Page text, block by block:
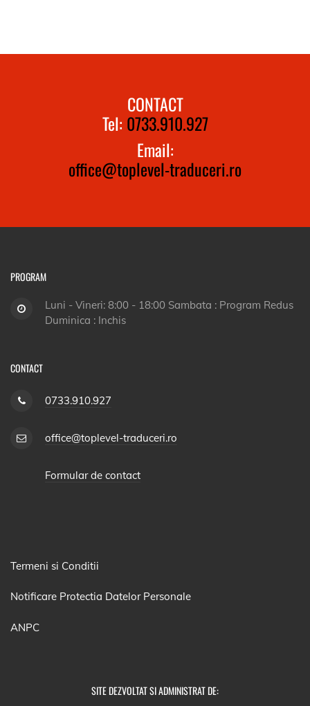
CONTACT
Tel: 0733.910.927
Email:
office@toplevel-traduceri.ro
PROGRAM
Luni - Vineri: 8:00 - 18:00 Sambata : Program Redus
Duminica : Inchis
CONTACT
0733.910.927
office@toplevel-traduceri.ro
Formular de contact
Termeni si Conditii
Notificare Protectia Datelor Personale
ANPC
SITE DEZVOLTAT SI ADMINISTRAT DE: